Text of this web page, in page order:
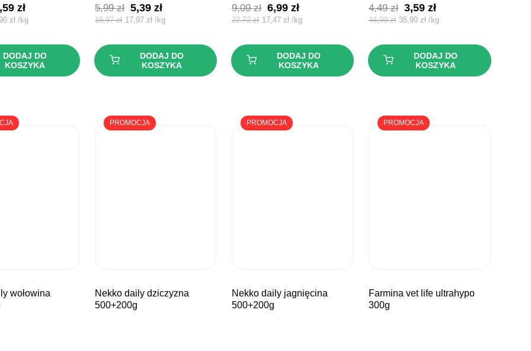
zł.
złAktualna
cena
3,59 zł.
zł /kg
DODAJ DO
KOSZYKA
5,99zł Pierwotna
cena
5,99 zł.
5,39 złAktualna
cena
5,39 zł.
19,97zł 17,97 zł /kg
DODAJ DO
KOSZYKA
9,09zł Pierwotna
cena
9,09 zł.
6,99złAktualna
cena
6,99 zł.
22,72zł 17,47 zł /kg
DODAJ DO
KOSZYKA
4,49zł Pierwotna
cena
4,49 zł.
3,59złAktualna
cena
3,59 zł.
44,90zł 35,90 zł /kg
DODAJ DO
KOSZYKA
PROMOCJA
nekko daily dziczyzna
500+200g
PROMOCJA
nekko daily jagnięcina
500+200g
PROMOCJA
farmina vet life ultrahypo
300g